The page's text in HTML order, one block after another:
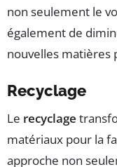
non seulement le
également de
nouvelles matières
Recyclage
Le recyclage
matériaux pour la
approche non